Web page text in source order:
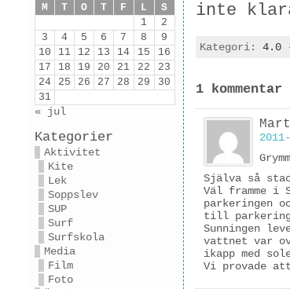
M
T O T F L
S
1
2
3
4 5 6 7 8
9
10
11 12 13 14 15
16
17
18 19 20 21 22
23
24
25 26 27 28 29
30
31
« jul
Kategorier
Aktivitet
Kite
Lek
Soppslev
SUP
Surf
Surfskola
Media
Film
Foto
inte
Kategori: 4.0
1
Mart
Själva så
Väl framme
parkeringen
till
Sunningen
vattnet var
ikapp med
Vi provade